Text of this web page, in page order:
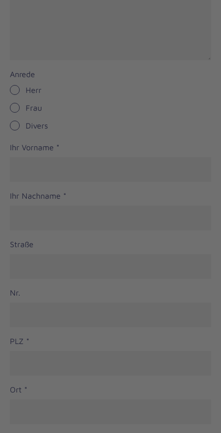
Anrede
Herr
Frau
Divers
Ihr Vorname *
Ihr Nachname *
Straße
Nr.
PLZ *
Ort *